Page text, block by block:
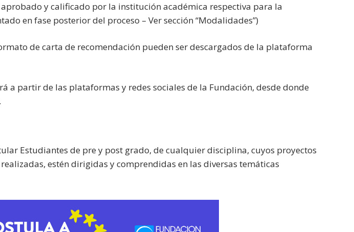
y calificado por la institución académica respectiva para la
en fase posterior del proceso – Ver sección “Modalidades”)
de carta de recomendación pueden ser descargados de la plataforma
a partir de las plataformas y redes sociales de la Fundación, desde donde
Estudiantes de pre y post grado, de cualquier disciplina, cuyos proyectos
estén dirigidas y comprendidas en las diversas temáticas